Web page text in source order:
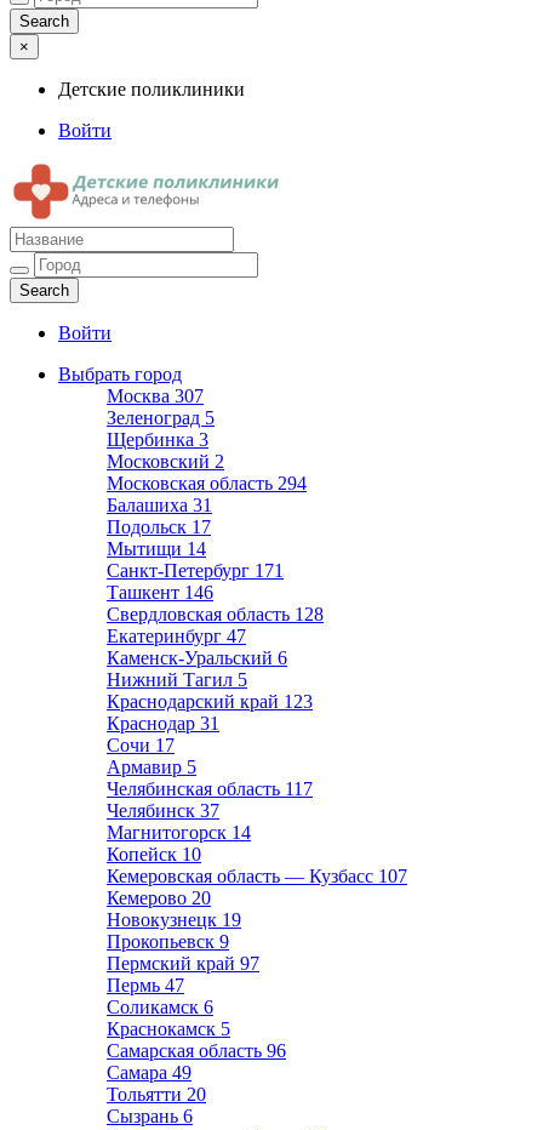
×
Детские поликлиники
Войти
Детские поликлиники
Адреса и телефоны поликлиник
Войти
Выбрать город
Москва 307
Зеленоград 5
Щербинка 3
Московский 2
Московская область 294
Балашиха 31
Подольск 17
Мытищи 14
Санкт-Петербург 171
Ташкент 146
Свердловская область 128
Екатеринбург 47
Каменск-Уральский 6
Нижний Тагил 5
Краснодарский край 123
Краснодар 31
Сочи 17
Армавир 5
Челябинская область 117
Челябинск 37
Магнитогорск 14
Копейск 10
Кемеровская область — Кузбасс 107
Кемерово 20
Новокузнецк 19
Прокопьевск 9
Пермский край 97
Пермь 47
Соликамск 6
Краснокамск 5
Самарская область 96
Самара 49
Тольятти 20
Сызрань 6